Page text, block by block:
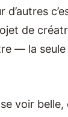
de
— la
voir belle,